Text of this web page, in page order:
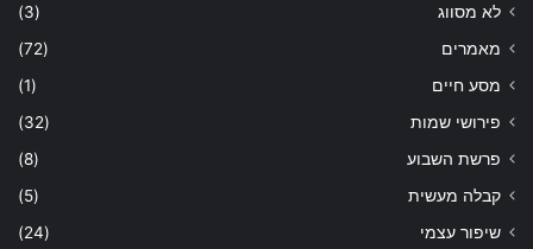
לא מסווג
(3)
מאמרים
(72)
מסע חיים
(1)
פירושי שמות
(32)
פרשת השבוע
(8)
קבלה מעשית
(5)
שיפור עצמי
(24)